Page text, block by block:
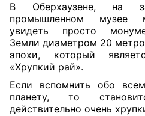
В Оберхаузене, на
промышленном музее
увидеть просто
Земли диаметром 20
эпохи, который
«Хрупкий рай».
Если вспомнить обо
планету, то
действительно очень